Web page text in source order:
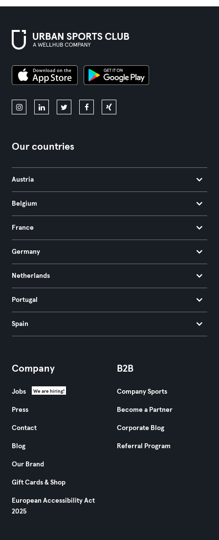
Our countries
Austria
Belgium
France
Germany
Netherlands
Portugal
Spain
Company
Jobs We are hiring!
Press
Contact
Blog
Our Brand
Gift Cards & Shop
European Accessibility Act
2025
B2B
Company Sports
Become a Partner
Corporate Blog
Referral Program